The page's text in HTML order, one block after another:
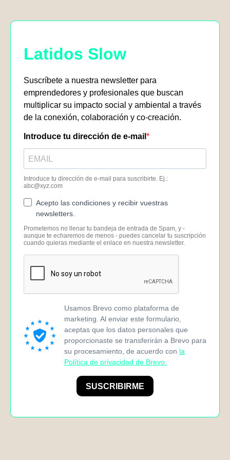
Latidos Slow
Suscríbete a nuestra newsletter para
emprendedores y profesionales que buscan
multiplicar su impacto social y ambiental a través
de la conexión, colaboración y co-creación.
Introduce tu dirección de e-mail
Introduce tu dirección de e-mail para suscribirte. Ej.:
abc@xyz.com
Acepto las condiciones y recibir vuestras
newsletters.
Prometemos no llenar tu bandeja de entrada de Spam, y -
aunque te echaremos de menos - puedes cancelar tu suscripción
cuando quieras mediante el enlace en nuestra newsletter.
Usamos Brevo como plataforma de
marketing. Al enviar este formulario,
aceptas que los datos personales que
proporcionaste se transferirán a Brevo para
su procesamiento, de acuerdo con la
Política de privacidad de Brevo.
SUSCRIBIRME